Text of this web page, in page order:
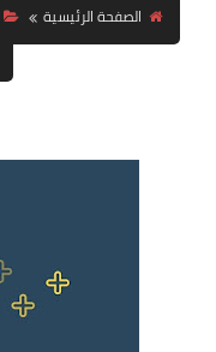
الصفحة الرئيسية